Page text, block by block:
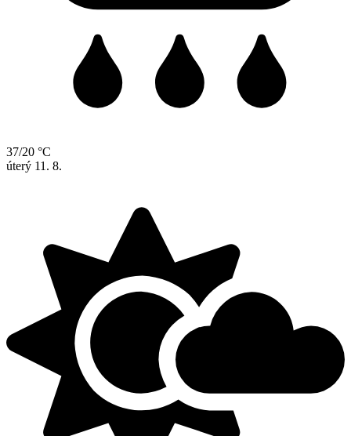
37/20 °C
úterý 11. 8.